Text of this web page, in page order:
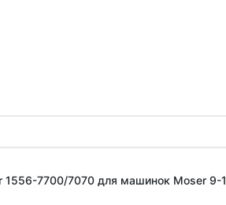
1556-7700/7070 для машинок Moser